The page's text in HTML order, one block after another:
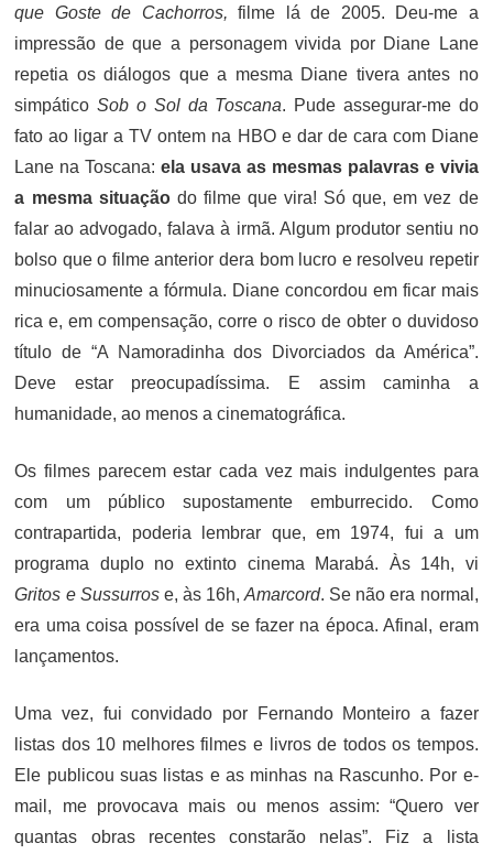
que Goste de Cachorros, filme lá de 2005. Deu-me a
impressão de que a personagem vivida por Diane Lane
repetia os diálogos que a mesma Diane tivera antes no
simpáticoSob o Sol da Toscana. Pude assegurar-me do
fato ao ligar a TV ontem na HBO e dar de cara com Diane
Lane na Toscana:ela usava as mesmas palavras e vivia
a mesma situaçãodo filme que vira! Só que, em vez de
falar ao advogado, falava à irmã. Algum produtor sentiu no
bolso que o filme anterior dera bom lucro e resolveu repetir
minuciosamente a fórmula. Diane concordou em ficar mais
rica e, em compensação, corre o risco de obter o duvidoso
título de “A Namoradinha dos Divorciados da América”.
Deve estar preocupadíssima. E assim caminha a
humanidade, ao menos a cinematográfica.
Os filmes parecem estar cada vez mais indulgentes para
com um público supostamente emburrecido. Como
contrapartida, poderia lembrar que, em 1974, fui a um
programa duplo no extinto cinema Marabá. Às 14h, vi
Gritos e Sussurrose, às 16h,Amarcord. Se não era normal,
era uma coisa possível de se fazer na época. Afinal, eram
lançamentos.
Uma vez, fui convidado por Fernando Monteiro a fazer
listas dos 10 melhores filmes e livros de todos os tempos.
Ele publicou suas listas e as minhas na Rascunho. Por e-
mail, me provocava mais ou menos assim: “Quero ver
quantas obras recentes constarão nelas”. Fiz a lista